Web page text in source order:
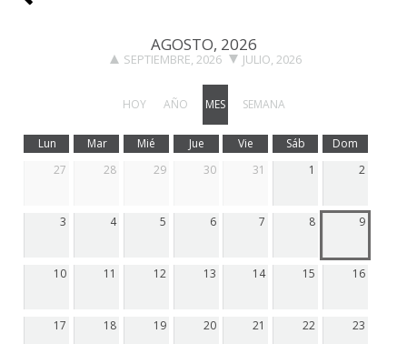
AGOSTO, 2026
SEPTIEMBRE, 2026 JULIO, 2026
HOY AÑO MES SEMANA
Lun Mar Mié Jue Vie Sáb
Dom
27
28 29 30 31 1 2
3 4 5 6 7 8 9
10 11 12 13 14 15 16
17 18 19 20 21 22 23